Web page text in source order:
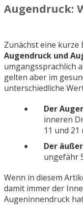
Augendruck:
Zunächst eine
Augendruck und
umgangssprachlich
gelten aber im
unterschiedliche
Der
inneren
11 und 21
Der
ungefähr
Wenn in diesem
damit immer der
Augeninnendruck